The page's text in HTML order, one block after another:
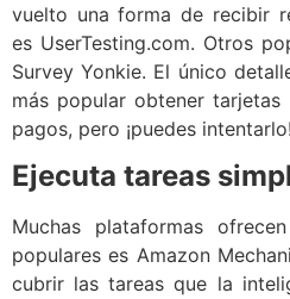
vuelto una forma de recibir
es UserTesting.com. Otros
Survey Yonkie. El único
más popular obtener
pagos, pero ¡puedes intentarlo!
Ejecuta tareas
Muchas plataformas
populares es Amazon
cubrir las tareas que la